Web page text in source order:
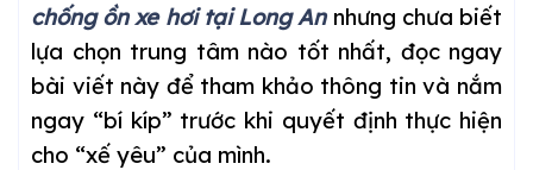
chống ồn xe hơitại Long Annhưng chưa biết
lựa chọn trung tâm nào tốt nhất, đọc ngay
bài viết này để tham khảo thông tin và nắm
ngay “bí kíp” trước khi quyết định thực hiện
cho “xế yêu” của mình.